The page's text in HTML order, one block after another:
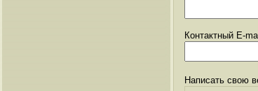
Контактный E-
Написать свою